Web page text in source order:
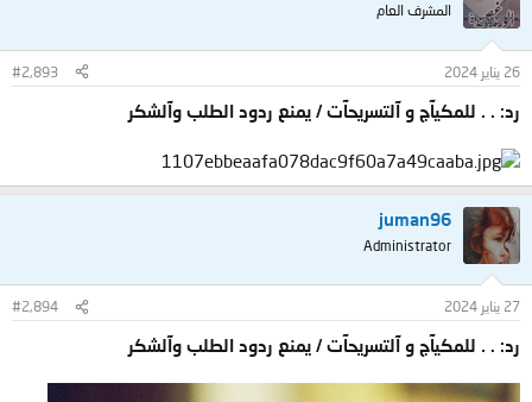
المشرف العام
26 يناير 2024 #2,893
رد: . . للمكيآج و آلتسريحآت / يمنع ردود الطلب وآلشكر
juman96
Administrator
27 يناير 2024 #2,894
رد: . . للمكيآج و آلتسريحآت / يمنع ردود الطلب وآلشكر